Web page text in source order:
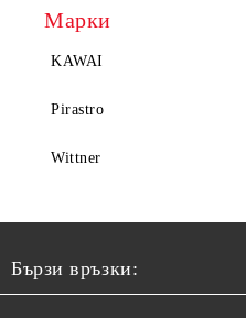
Марки
KAWAI
Pirastro
Wittner
Бързи връзки: